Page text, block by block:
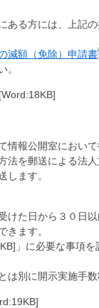
ある方には、上記
減額（免除）申請書
。
[Word:18KB]
報公開室において
を郵送による法
します。
た日から３０日
きます。
」に必要な事項
別に開示実施手数